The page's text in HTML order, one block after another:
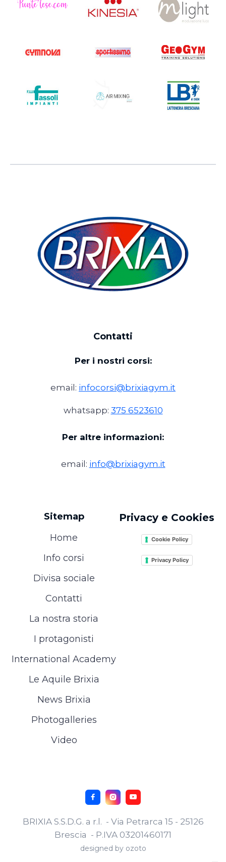
Contatti
Per i nostri corsi:
email: infocorsi@brixiagym.it
whatsapp: 375 6523610
Per altre informazioni:
email: info@brixiagym.it
Sitemap
Home
Info corsi
Divisa sociale
Contatti
La nostra storia
I protagonisti
International Academy
Le Aquile Brixia
News Brixia
Photogalleries
Video
Privacy e Cookies
Cookie Policy
Privacy Policy
BRIXIA S.S.D.G. a r.l. - Via Petrarca 15 - 25126
Brescia - P.IVA 03201460171
designed by ozoto
  